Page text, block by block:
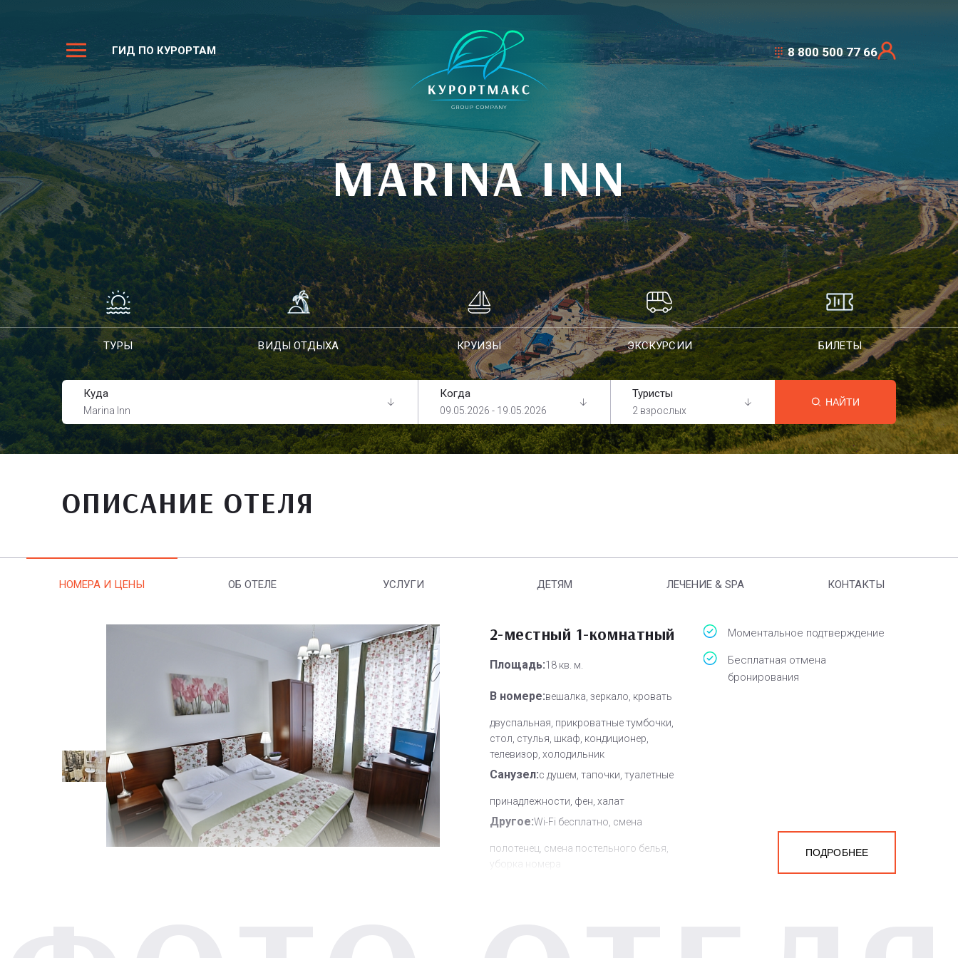
ГИД ПО КУРОРТАМ 8 800 500 77 66
MARINA INN
ТУРЫ ВИДЫ ОТДЫХА КРУИЗЫ ЭКСКУРСИИ БИЛЕТЫ
Куда
Marina Inn
Когда
09.05.2026 - 19.05.2026
Туристы
2 взрослых
НАЙТИ
ОПИСАНИЕ ОТЕЛЯ
НОМЕРА И ЦЕНЫ ОБ ОТЕЛЕ УСЛУГИ ДЕТЯМ ЛЕЧЕНИЕ & SPA КОНТАКТЫ
2-местный 1-комнатный
Площадь:18 кв. м.
В номере:вешалка, зеркало, кровать
двуспальная, прикроватные тумбочки,
стол, стулья, шкаф, кондиционер,
телевизор, холодильник
Санузел:с душем, тапочки, туалетные
принадлежности, фен, халат
Другое:Wi-Fi бесплатно, смена
полотенец, смена постельного белья,
уборка номера
Моментальное подтверждение
Бесплатная отмена
бронирования
ПОДРОБНЕЕ